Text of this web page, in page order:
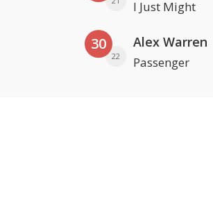
I Just Might
30
22
Alex Warren
Passenger